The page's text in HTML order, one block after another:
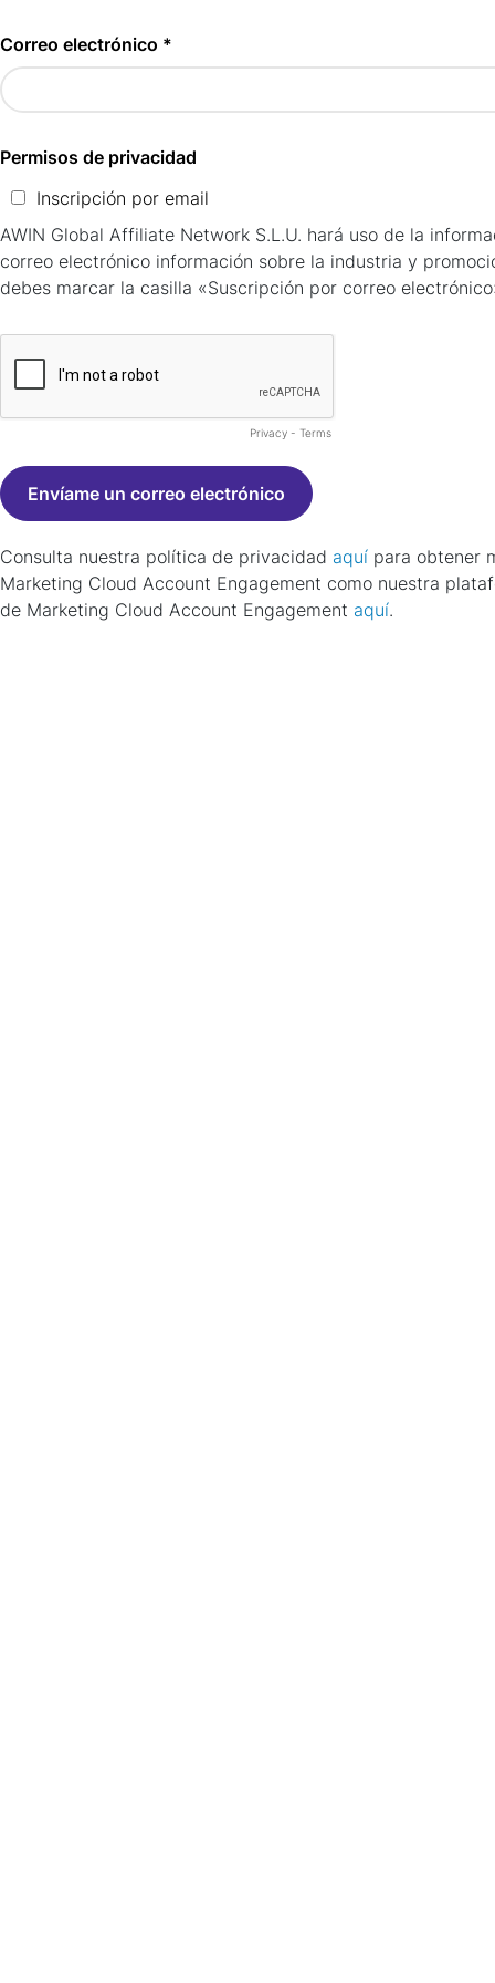
Correo electrónico *
Permisos de privacidad
Inscripción por email
AWIN Global Affiliate Network S.L.U. hará uso de la
correo electrónico información sobre la industria y
debes marcar la casilla «Suscripción por correo
Privacy - Terms
Consulta nuestra política de privacidad aquí para obtener
Marketing Cloud Account Engagement como nuestra
de Marketing Cloud Account Engagement aquí.